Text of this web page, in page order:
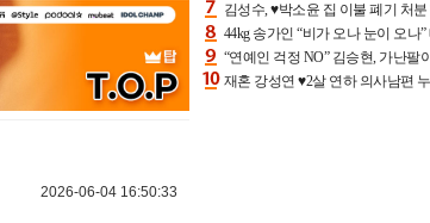
2026-06-04 16:50:33